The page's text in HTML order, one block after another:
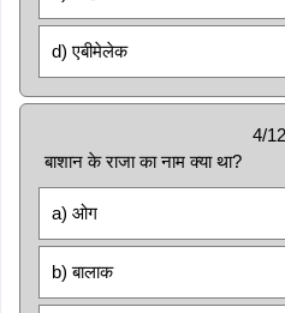
d) एबीमेलेक
4/12
बाशान के राजा का नाम क्या था?
a) ओग
b) बालाक